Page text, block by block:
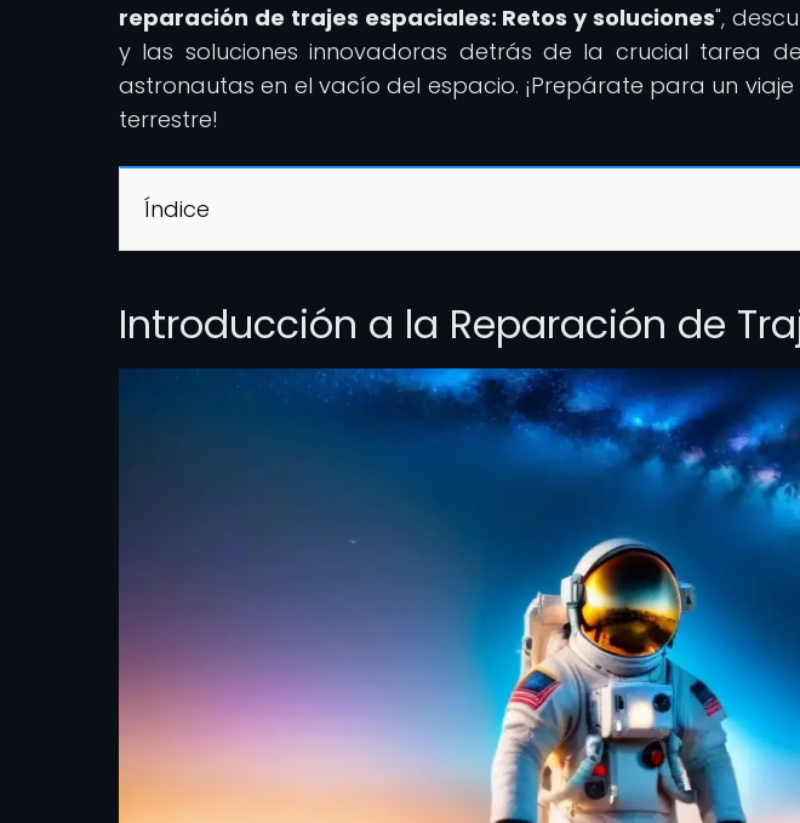
reparación de trajes espaciales: Retos y soluciones",
y las soluciones innovadoras detrás de la crucial tarea
astronautas en el vacío del espacio. ¡Prepárate para un
terrestre!
Índice
Introducción a la Reparación de